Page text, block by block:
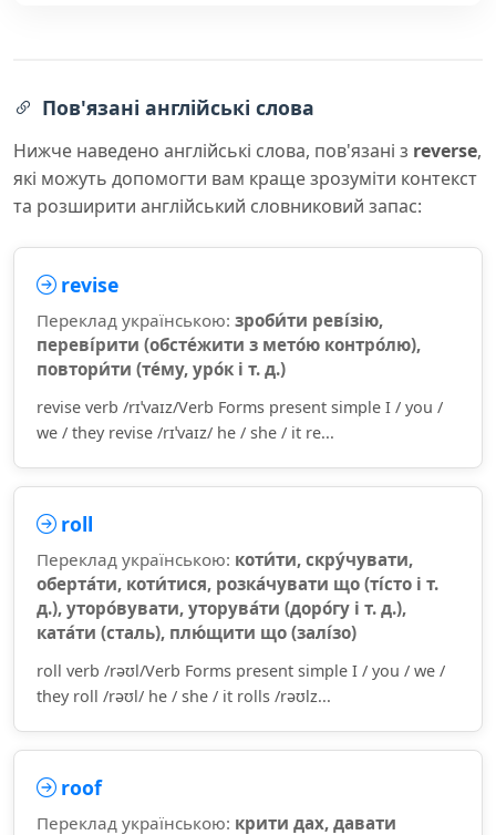
Пов'язані англійські слова
Нижче наведено англійські слова, пов'язані з reverse,
які можуть допомогти вам краще зрозуміти контекст
та розширити англійський словниковий запас:
revise
Переклад українською: зроби́ти реві́зію,
переві́рити (обсте́жити з мето́ю контро́лю),
повтори́ти (те́му, уро́к і т. д.)
revise verb /rɪˈvaɪz/Verb Forms present simple I / you /
we / they revise /rɪˈvaɪz/ he / she / it re...
roll
Переклад українською: коти́ти, скру́чувати,
оберта́ти, коти́тися, розка́чувати що (ті́сто і т.
д.), уторо́вувати, уторува́ти (доро́гу і т. д.),
ката́ти (сталь), плю́щити що (залі́зо)
roll verb /rəʊl/Verb Forms present simple I / you / we /
they roll /rəʊl/ he / she / it rolls /rəʊlz...
roof
Переклад українською: крити дах, давати